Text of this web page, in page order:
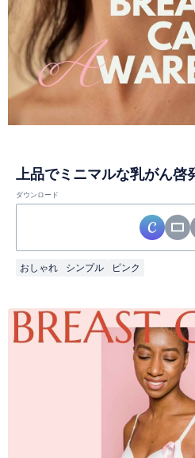
上品でミニマルな乳がん啓
ダウンロード
おしゃれ シンプル ピンク